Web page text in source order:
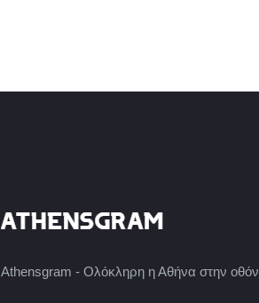
Athensgram - Ολόκληρη η Αθήνα στην